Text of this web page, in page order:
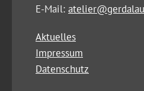
E-Mail:
Aktuelles
Impressum
Datenschutz